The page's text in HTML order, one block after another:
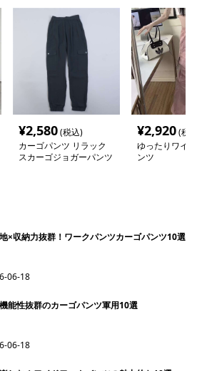
¥2,580(税込)
カーゴパンツ リラック
スカーゴジョガーパンツ
¥2,920(税
ゆったりワイ
ンツ
×収納力抜群！ワークパンツカーゴパンツ10選
06-18
能性抜群のカーゴパンツ軍用10選
06-18